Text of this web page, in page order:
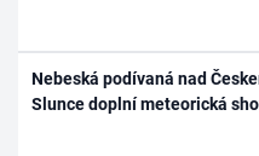
Nebeská podívaná nad
Slunce doplní meteorická